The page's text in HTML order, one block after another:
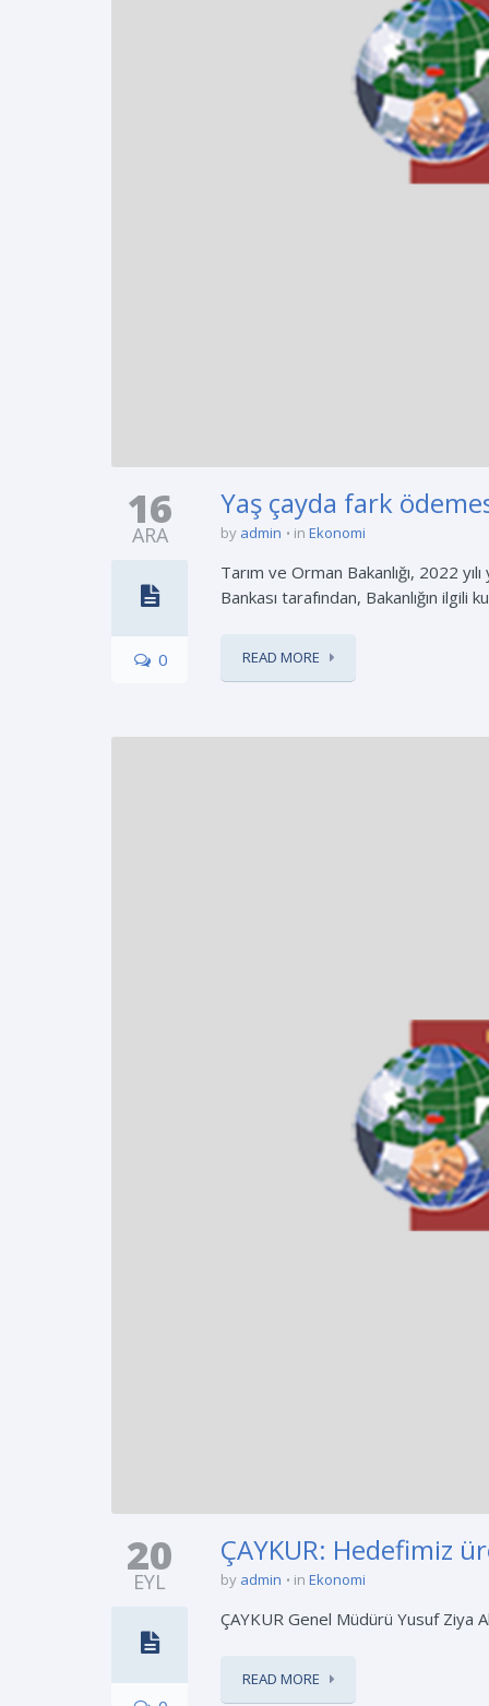
16
ARA
0
Yaş çayda fark
by admin in Ekonomi
Tarım ve Orman Bakanlığı, 2022
Bankası tarafından, Bakanlığın ilgili
READ MORE
20
EYL
ÇAYKUR: Hedefimiz
by admin in Ekonomi
ÇAYKUR Genel Müdürü Yusuf Ziya
READ MORE